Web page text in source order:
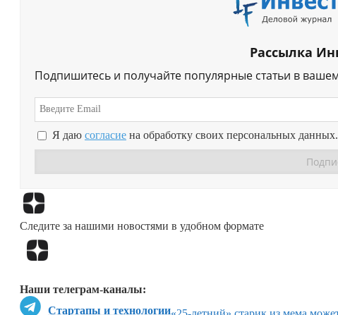
Рассылка
Подпишитесь и получайте популярные статьи в
Я даю согласие на обработку своих персональных данных.
Следите за нашими новостями в удобном формате
Наши телеграм-каналы:
Стартапы и технологии